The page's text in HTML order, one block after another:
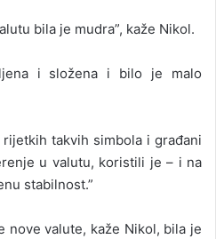
bila je mudra”, kaže Nikol.
i složena i bilo je malo
rijetkih takvih simbola i građani
u valutu, koristili je – i na
stabilnost.”
nove valute, kaže Nikol, bila je